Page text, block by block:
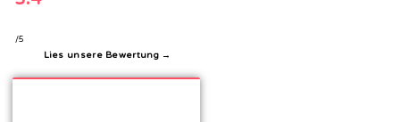
/5
Lies unsere Bewertung →